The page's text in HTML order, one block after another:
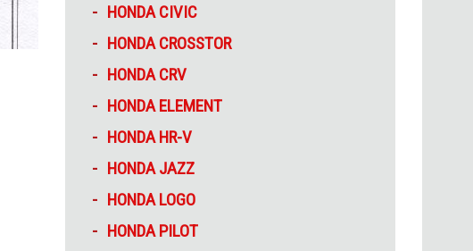
HONDA CIVIC
HONDA CROSSTOR
HONDA CRV
HONDA ELEMENT
HONDA HR-V
HONDA JAZZ
HONDA LOGO
HONDA PILOT